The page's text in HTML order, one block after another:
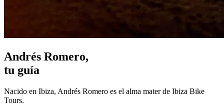
Andrés Romero,
tu guía
Nacido en Ibiza, Andrés Romero es el alma mater de Ibiza Bike
Tours.